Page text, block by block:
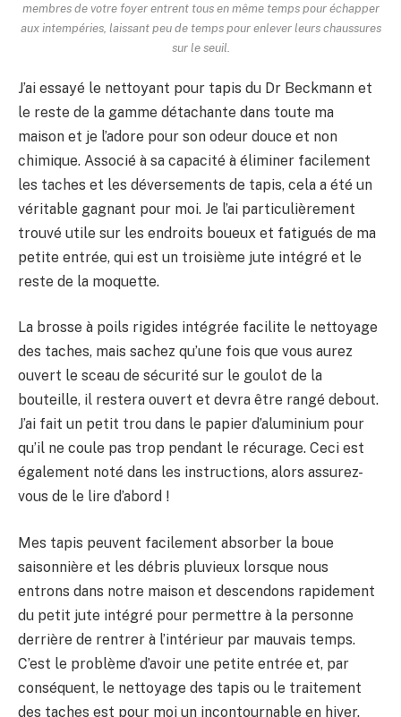
membres de votre foyer entrent tous en même temps pour échapper
aux intempéries, laissant peu de temps pour enlever leurs chaussures
sur le seuil.
J’ai essayé le nettoyant pour tapis du Dr Beckmann et
le reste de la gamme détachante dans toute ma
maison et je l’adore pour son odeur douce et non
chimique. Associé à sa capacité à éliminer facilement
les taches et les déversements de tapis, cela a été un
véritable gagnant pour moi. Je l’ai particulièrement
trouvé utile sur les endroits boueux et fatigués de ma
petite entrée, qui est un troisième jute intégré et le
reste de la moquette.
La brosse à poils rigides intégrée facilite le nettoyage
des taches, mais sachez qu’une fois que vous aurez
ouvert le sceau de sécurité sur le goulot de la
bouteille, il restera ouvert et devra être rangé debout.
J’ai fait un petit trou dans le papier d’aluminium pour
qu’il ne coule pas trop pendant le récurage. Ceci est
également noté dans les instructions, alors assurez-
vous de le lire d’abord !
Mes tapis peuvent facilement absorber la boue
saisonnière et les débris pluvieux lorsque nous
entrons dans notre maison et descendons rapidement
du petit jute intégré pour permettre à la personne
derrière de rentrer à l’intérieur par mauvais temps.
C’est le problème d’avoir une petite entrée et, par
conséquent, le nettoyage des tapis ou le traitement
des taches est pour moi un incontournable en hiver.